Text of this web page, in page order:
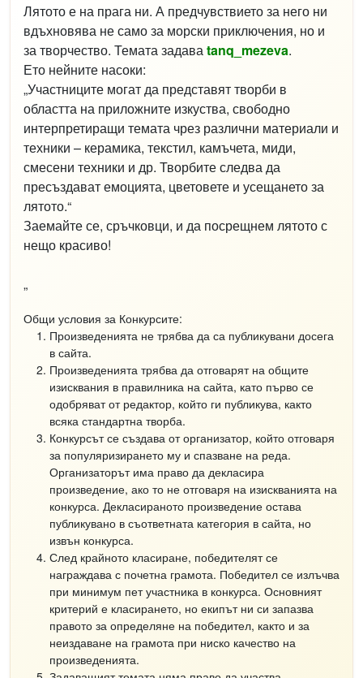
Лятото е на прага ни. А предчувствието за него ни
вдъхновява не само за морски приключения, но и
за творчество. Темата задаваtanq_mezeva.
Ето нейните насоки:
„Участниците могат да представят творби в
областта на приложните изкуства, свободно
интерпретиращи темата чрез различни материали и
техники – керамика, текстил, камъчета, миди,
смесени техники и др. Творбите следва да
пресъздават емоцията, цветовете и усещането за
лятото.“
Заемайте се, сръчковци, и да посрещнем лятото с
нещо красиво!
„
Общи условия за Конкурсите:
Произведенията не трябва да са публикувани досега
в сайта.
Произведенията трябва да отговарят на общите
изисквания в правилника на сайта, като първо се
одобряват от редактор, който ги публикува, както
всяка стандартна творба.
Конкурсът се създава от организатор, който отговаря
за популяризирането му и спазване на реда.
Организаторът има право да декласира
произведение, ако то не отговаря на изискванията на
конкурса. Декласираното произведение остава
публикувано в съответната категория в сайта, но
извън конкурса.
След крайното класиране, победителят се
награждава с почетна грамота. Победител се излъчва
при минимум пет участника в конкурса. Основният
критерий е класирането, но екипът ни си запазва
правото за определяне на победител, както и за
неиздаване на грамота при ниско качество на
произведенията.